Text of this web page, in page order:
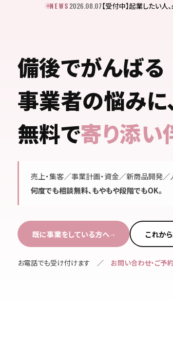
NEWS 2026.08.07【受付中】起業したい
備後でがんばる
事業者の悩みに
無料で寄り添い
売上・集客／事業計画・資金／新商品開発
何度でも相談無料、もやもや段階でもOK。
既に事業をしている方へ→ これか
お電話でも受け付けます ／ お問い合わせ・ご予